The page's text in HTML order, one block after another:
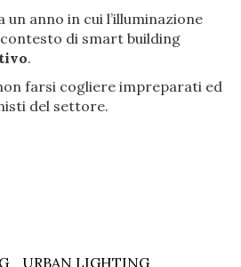
un anno in cui l’illuminazione
di smart building
.
farsi cogliere impreparati ed
del settore.
URBAN LIGHTING